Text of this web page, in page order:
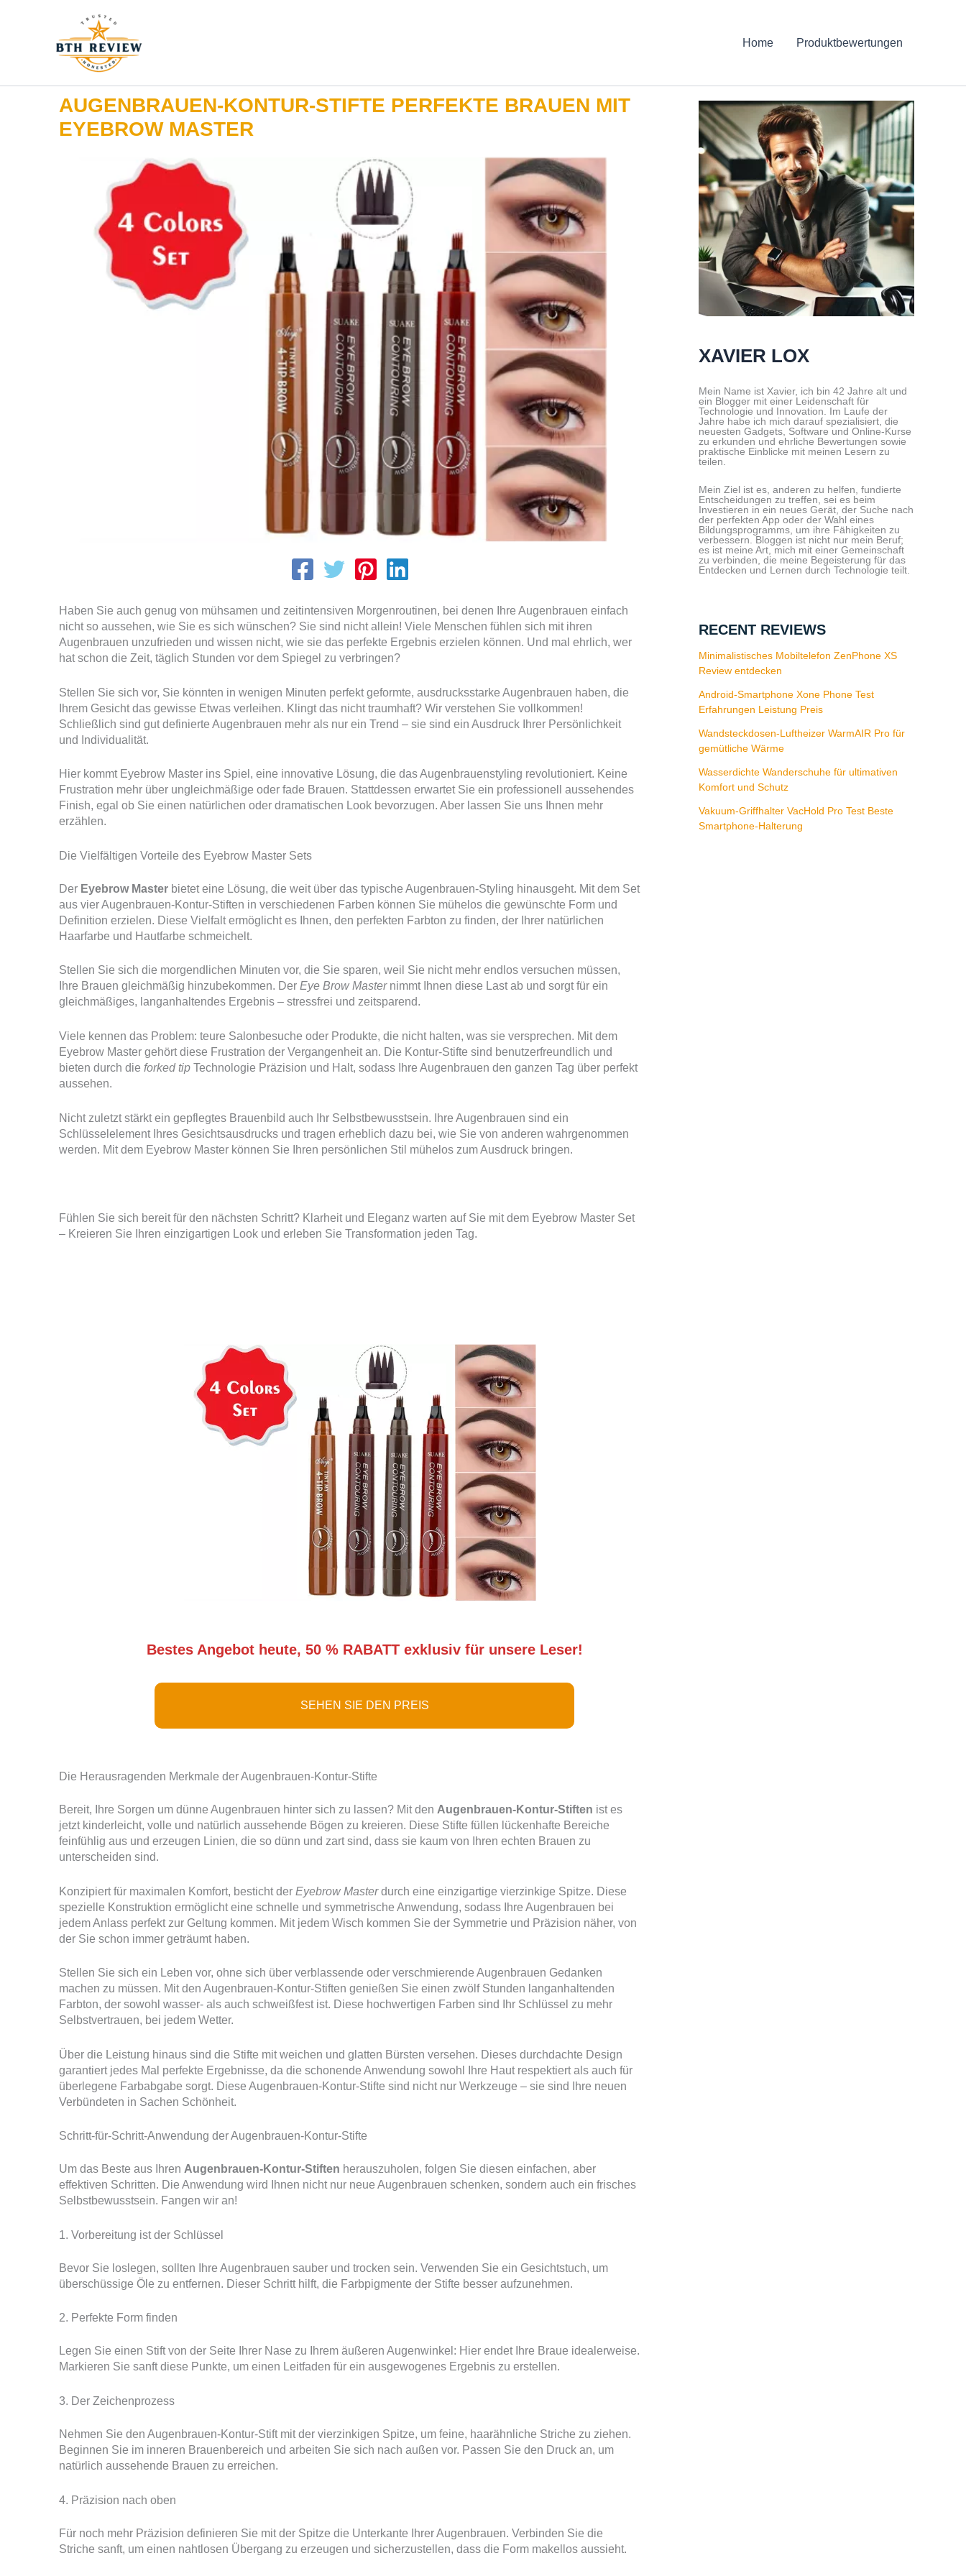
Home Produktbewertungen
AUGENBRAUEN-KONTUR-STIFTE PERFEKTE BRAUEN MIT
EYEBROW MASTER
Haben Sie auch genug von mühsamen und zeitintensiven Morgenroutinen, bei denen Ihre Augenbrauen einfach
nicht so aussehen, wie Sie es sich wünschen? Sie sind nicht allein! Viele Menschen fühlen sich mit ihren
Augenbrauen unzufrieden und wissen nicht, wie sie das perfekte Ergebnis erzielen können. Und mal ehrlich, wer
hat schon die Zeit, täglich Stunden vor dem Spiegel zu verbringen?
Stellen Sie sich vor, Sie könnten in wenigen Minuten perfekt geformte, ausdrucksstarke Augenbrauen haben, die
Ihrem Gesicht das gewisse Etwas verleihen. Klingt das nicht traumhaft? Wir verstehen Sie vollkommen!
Schließlich sind gut definierte Augenbrauen mehr als nur ein Trend – sie sind ein Ausdruck Ihrer Persönlichkeit
und Individualität.
Hier kommt Eyebrow Master ins Spiel, eine innovative Lösung, die das Augenbrauenstyling revolutioniert. Keine
Frustration mehr über ungleichmäßige oder fade Brauen. Stattdessen erwartet Sie ein professionell aussehendes
Finish, egal ob Sie einen natürlichen oder dramatischen Look bevorzugen. Aber lassen Sie uns Ihnen mehr
erzählen.
Die Vielfältigen Vorteile des Eyebrow Master Sets
Der Eyebrow Master bietet eine Lösung, die weit über das typische Augenbrauen-Styling hinausgeht. Mit dem Set
aus vier Augenbrauen-Kontur-Stiften in verschiedenen Farben können Sie mühelos die gewünschte Form und
Definition erzielen. Diese Vielfalt ermöglicht es Ihnen, den perfekten Farbton zu finden, der Ihrer natürlichen
Haarfarbe und Hautfarbe schmeichelt.
Stellen Sie sich die morgendlichen Minuten vor, die Sie sparen, weil Sie nicht mehr endlos versuchen müssen,
Ihre Brauen gleichmäßig hinzubekommen. Der Eye Brow Masternimmt Ihnen diese Last ab und sorgt für ein
gleichmäßiges, langanhaltendes Ergebnis – stressfrei und zeitsparend.
Viele kennen das Problem: teure Salonbesuche oder Produkte, die nicht halten, was sie versprechen. Mit dem
Eyebrow Master gehört diese Frustration der Vergangenheit an. Die Kontur-Stifte sind benutzerfreundlich und
bieten durch die forked tip Technologie Präzision und Halt, sodass Ihre Augenbrauen den ganzen Tag über perfekt
aussehen.
Nicht zuletzt stärkt ein gepflegtes Brauenbild auch Ihr Selbstbewusstsein. Ihre Augenbrauen sind ein
Schlüsselelement Ihres Gesichtsausdrucks und tragen erheblich dazu bei, wie Sie von anderen wahrgenommen
werden. Mit dem Eyebrow Master können Sie Ihren persönlichen Stil mühelos zum Ausdruck bringen.
Fühlen Sie sich bereit für den nächsten Schritt? Klarheit und Eleganz warten auf Sie mit dem Eyebrow Master Set
– Kreieren Sie Ihren einzigartigen Look und erleben Sie Transformation jeden Tag.
Bestes Angebot heute, 50 % RABATT exklusiv für unsere Leser!
SEHEN SIE DEN PREIS
Die Herausragenden Merkmale der Augenbrauen-Kontur-Stifte
Bereit, Ihre Sorgen um dünne Augenbrauen hinter sich zu lassen? Mit den Augenbrauen-Kontur-Stiften ist es
jetzt kinderleicht, volle und natürlich aussehende Bögen zu kreieren. Diese Stifte füllen lückenhafte Bereiche
feinfühlig aus und erzeugen Linien, die so dünn und zart sind, dass sie kaum von Ihren echten Brauen zu
unterscheiden sind.
Konzipiert für maximalen Komfort, besticht der Eyebrow Masterdurch eine einzigartige vierzinkige Spitze. Diese
spezielle Konstruktion ermöglicht eine schnelle und symmetrische Anwendung, sodass Ihre Augenbrauen bei
jedem Anlass perfekt zur Geltung kommen. Mit jedem Wisch kommen Sie der Symmetrie und Präzision näher, von
der Sie schon immer geträumt haben.
Stellen Sie sich ein Leben vor, ohne sich über verblassende oder verschmierende Augenbrauen Gedanken
machen zu müssen. Mit den Augenbrauen-Kontur-Stiften genießen Sie einen zwölf Stunden langanhaltenden
Farbton, der sowohl wasser- als auch schweißfest ist. Diese hochwertigen Farben sind Ihr Schlüssel zu mehr
Selbstvertrauen, bei jedem Wetter.
Über die Leistung hinaus sind die Stifte mit weichen und glatten Bürsten versehen. Dieses durchdachte Design
garantiert jedes Mal perfekte Ergebnisse, da die schonende Anwendung sowohl Ihre Haut respektiert als auch für
überlegene Farbabgabe sorgt. Diese Augenbrauen-Kontur-Stifte sind nicht nur Werkzeuge – sie sind Ihre neuen
Verbündeten in Sachen Schönheit.
Schritt-für-Schritt-Anwendung der Augenbrauen-Kontur-Stifte
Um das Beste aus Ihren Augenbrauen-Kontur-Stiften herauszuholen, folgen Sie diesen einfachen, aber
effektiven Schritten. Die Anwendung wird Ihnen nicht nur neue Augenbrauen schenken, sondern auch ein frisches
Selbstbewusstsein. Fangen wir an!
1. Vorbereitung ist der Schlüssel
Bevor Sie loslegen, sollten Ihre Augenbrauen sauber und trocken sein. Verwenden Sie ein Gesichtstuch, um
überschüssige Öle zu entfernen. Dieser Schritt hilft, die Farbpigmente der Stifte besser aufzunehmen.
2. Perfekte Form finden
Legen Sie einen Stift von der Seite Ihrer Nase zu Ihrem äußeren Augenwinkel: Hier endet Ihre Braue idealerweise.
Markieren Sie sanft diese Punkte, um einen Leitfaden für ein ausgewogenes Ergebnis zu erstellen.
3. Der Zeichenprozess
Nehmen Sie den Augenbrauen-Kontur-Stift mit der vierzinkigen Spitze, um feine, haarähnliche Striche zu ziehen.
Beginnen Sie im inneren Brauenbereich und arbeiten Sie sich nach außen vor. Passen Sie den Druck an, um
natürlich aussehende Brauen zu erreichen.
4. Präzision nach oben
Für noch mehr Präzision definieren Sie mit der Spitze die Unterkante Ihrer Augenbrauen. Verbinden Sie die
Striche sanft, um einen nahtlosen Übergang zu erzeugen und sicherzustellen, dass die Form makellos aussieht.
XAVIER LOX
Mein Name ist Xavier, ich bin 42 Jahre alt und
ein Blogger mit einer Leidenschaft für
Technologie und Innovation. Im Laufe der
Jahre habe ich mich darauf spezialisiert, die
neuesten Gadgets, Software und Online-Kurse
zu erkunden und ehrliche Bewertungen sowie
praktische Einblicke mit meinen Lesern zu
teilen.
Mein Ziel ist es, anderen zu helfen, fundierte
Entscheidungen zu treffen, sei es beim
Investieren in ein neues Gerät, der Suche nach
der perfekten App oder der Wahl eines
Bildungsprogramms, um ihre Fähigkeiten zu
verbessern. Bloggen ist nicht nur mein Beruf;
es ist meine Art, mich mit einer Gemeinschaft
zu verbinden, die meine Begeisterung für das
Entdecken und Lernen durch Technologie teilt.
RECENT REVIEWS
Minimalistisches Mobiltelefon ZenPhone XS
Review entdecken
Android-Smartphone Xone Phone Test
Erfahrungen Leistung Preis
Wandsteckdosen-Luftheizer WarmAIR Pro für
gemütliche Wärme
Wasserdichte Wanderschuhe für ultimativen
Komfort und Schutz
Vakuum-Griffhalter VacHold Pro Test Beste
Smartphone-Halterung